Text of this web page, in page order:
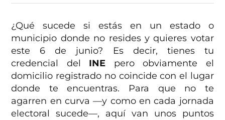
¿Qué sucede si estás en un estado o
municipio donde no resides y quieres votar
este 6 de junio? Es decir, tienes tu
credencial del INE pero obviamente el
domicilio registrado no coincide con el lugar
donde te encuentras. Para que no te
agarren en curva —y como en cada jornada
electoral sucede—, aquí van unos puntos